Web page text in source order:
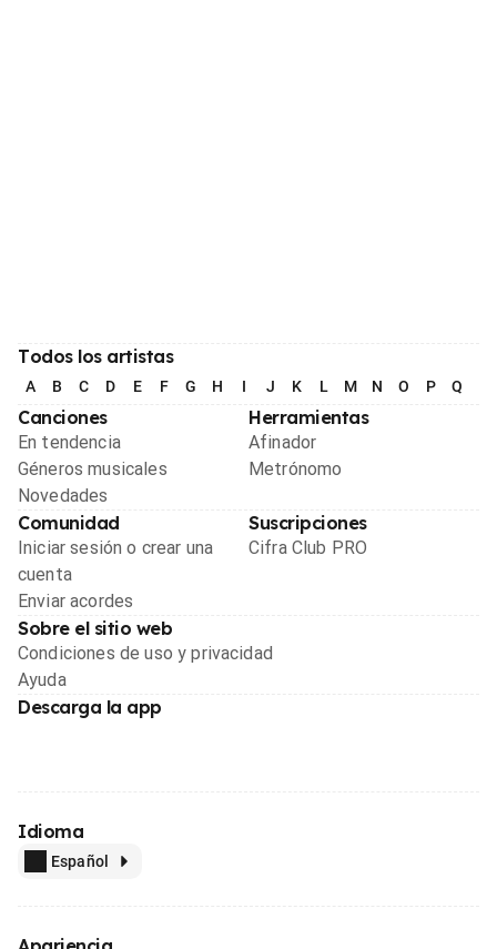
Todos los artistas
A B C D E F G H I J K L M N O P Q
Canciones
En tendencia
Géneros musicales
Novedades
Herramientas
Afinador
Metrónomo
Comunidad
Iniciar sesión o crear una
cuenta
Enviar acordes
Suscripciones
Cifra Club PRO
Sobre el sitio web
Condiciones de uso y privacidad
Ayuda
Descarga la app
Idioma
Español